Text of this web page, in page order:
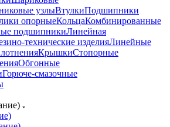
узлыВтулкиПодшипники
опорныеКольцаКомбинированные
подшипникиЛинейная
технические изделияЛинейные
КрышкиСтопорные
Обгонные
Горюче-смазочные